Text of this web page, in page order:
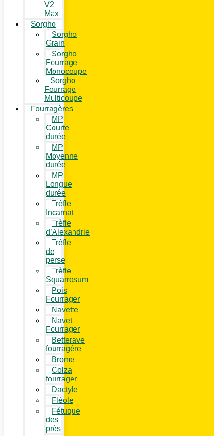
V2
Max
Sorgho
Sorgho
Grain
Sorgho
Fourrage
Monocoupe
Sorgho
Fourrage
Multicoupe
Fourragères
MP
Courte
durée
MP
Moyenne
durée
MP
Longue
durée
Trèfle
Incarnat
Trèfle
d’Alexandrie
Trèfle
de
perse
Trèfle
Squarrosum
Pois
Fourrager
Navette
Navet
Fourrager
Betterave
fourragère
Brome
Colza
fourrager
Dactyle
Fléole
Fétuque
des
prés